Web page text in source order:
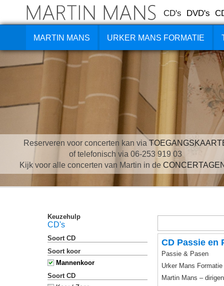
CD's DVD's
MARTIN MANS URKER MANS FORMATIE
Reserveren voor concerten kan via
of telefonisch via 06-253 919 03
Kijk voor alle concerten van Martin in de
Keuzehulp
CD's
Soort CD
Soort koor
Mannenkoor
Soort CD
CD Passie en
Passie & Pasen
Urker Mans Formatie
Martin Mans –